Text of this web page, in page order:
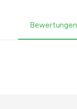
Bewertungen